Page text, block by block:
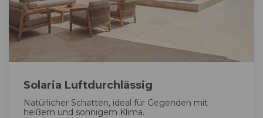
Solaria Luftdurchlässig
Natürlicher Schatten, ideal für Gegenden mit
heißem und sonnigem Klima.